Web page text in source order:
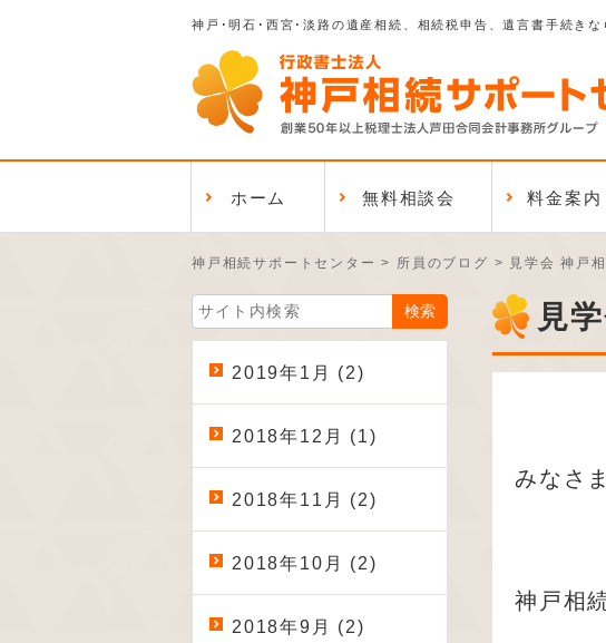
神戸･明石･西宮･淡路の遺産相続、相続税申告、遺言書手続き
ホーム 無料相談会 料金案内
神戸相続サポートセンター > 所員のブログ > 見学会 神戸
見
みなさ
神戸相
2019年1月 (2)
2018年12月 (1)
2018年11月 (2)
2018年10月 (2)
2018年9月 (2)